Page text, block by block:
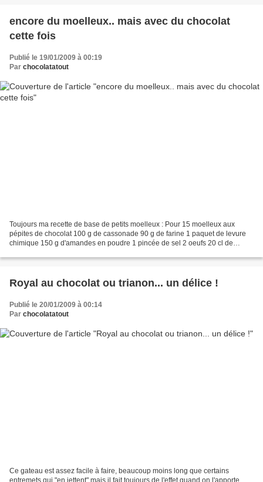
encore du moelleux.. mais avec du chocolat
cette fois
Publié le 19/01/2009 à 00:19
Par chocolatatout
Toujours ma recette de base de petits moelleux : Pour 15 moelleux aux
pépites de chocolat 100 g de cassonade 90 g de farine 1 paquet de levure
chimique 150 g d'amandes en poudre 1 pincée de sel 2 oeufs 20 cl de
Royal au chocolat ou trianon... un délice !
Publié le 20/01/2009 à 00:14
Par chocolatatout
Ce gateau est assez facile à faire, beaucoup moins long que certains
entremets qui "en jettent" mais il fait toujours de l'effet quand on l'apporte